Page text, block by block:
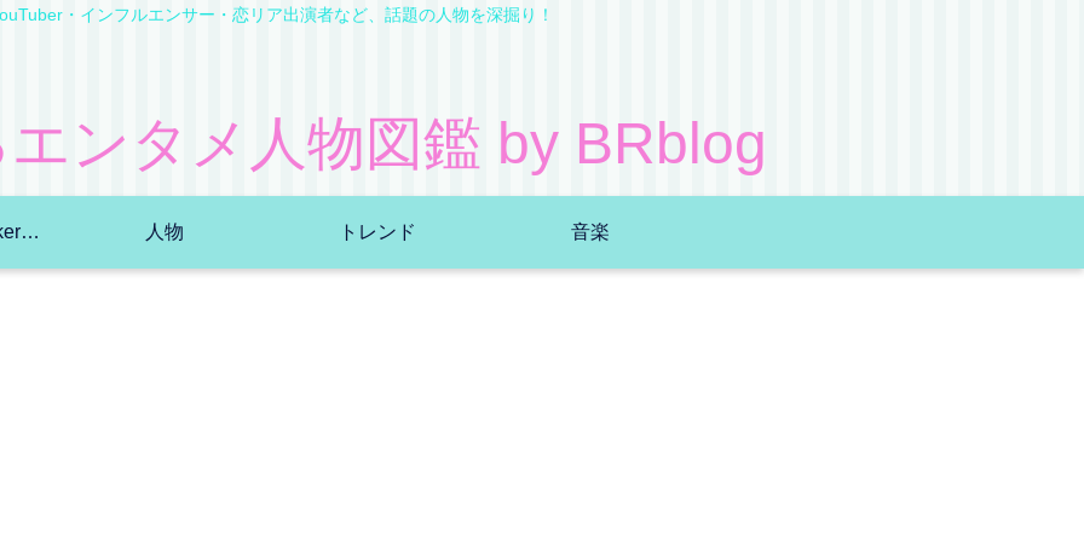
・インフルエンサー・恋リア出演者など、話題の人物を深掘り！
ンタメ人物図鑑 by BRblog
YouTuber・TikToker・ｲﾝﾌﾙｴﾝｻｰ 人物 トレンド 音楽